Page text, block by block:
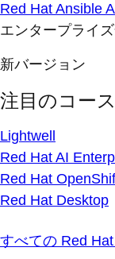
Red Hat Ansible
エンタープライ
新バージョン
注目のコー
Lightwell
Red Hat AI
Red Hat
Red Hat Desktop
すべての Red